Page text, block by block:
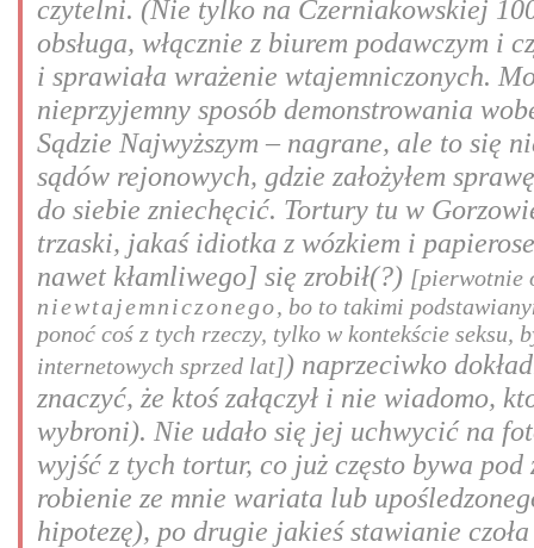
czytelni. (Nie tylko na Czerniakowskiej
obsługa, włącznie z biurem podawczym i
i sprawiała wrażenie wtajemniczonych.
nieprzyjemny sposób demonstrowania
Sądzie Najwyższym – nagrane, ale to się
sądów rejonowych, gdzie założyłem
do siebie zniechęcić. Tortury tu w
trzaski, jakaś idiotka z wózkiem i
nawet kłamliwego] się zrobił(?) [pierwotnie
niewtajemniczonego, bo to takimi
ponoć coś z tych rzeczy, tylko w kontekście seksu,
internetowych sprzed lat]) naprzeciwko
znaczyć, że ktoś załączył i nie wiadomo,
wybroni). Nie udało się jej uchwycić na
wyjść z tych tortur, co już często bywa
robienie ze mnie wariata lub
hipotezę), po drugie jakieś stawianie